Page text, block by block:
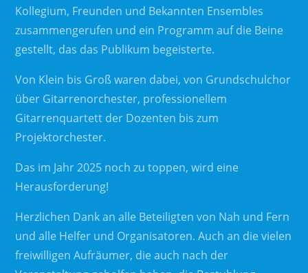
Kollegium, Freunden und Bekannten Ensembles
zusammengerufen und ein Programm auf die Beine
gestellt, das das Publikum begeisterte.
Von Klein bis Groß waren dabei, von Grundschulchor
über Gitarrenorchester, professionellem
Gitarrenquartett der Dozenten bis zum
Projektorchester.
Das im Jahr 2025 noch zu toppen, wird eine
Herausforderung!
Herzlichen Dank an alle Beteiligten von Nah und Fern
und alle Helfer und Organisatoren. Auch an die vielen
freiwilligen Aufräumer, die auch nach der